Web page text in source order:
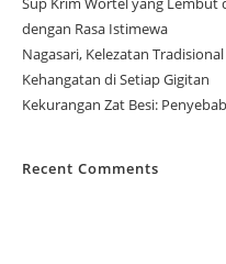
dengan Rasa Istimewa
Nagasari, Kelezatan
Kehangatan di Setiap Gigitan
Kekurangan Zat Besi:
Recent Comments